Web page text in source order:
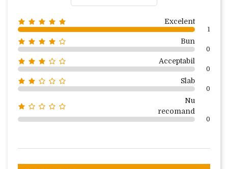
Excelent
1
Bun
0
Acceptabil
0
Slab
0
Nu
recomand
0